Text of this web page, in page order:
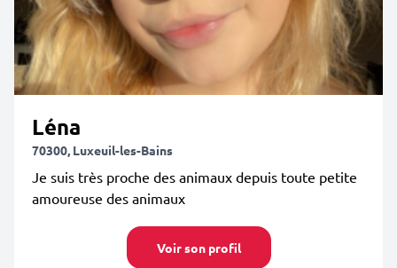
Léna
70300, Luxeuil-les-Bains
Je suis très proche des animaux depuis toute petite
amoureuse des animaux
Voir son profil